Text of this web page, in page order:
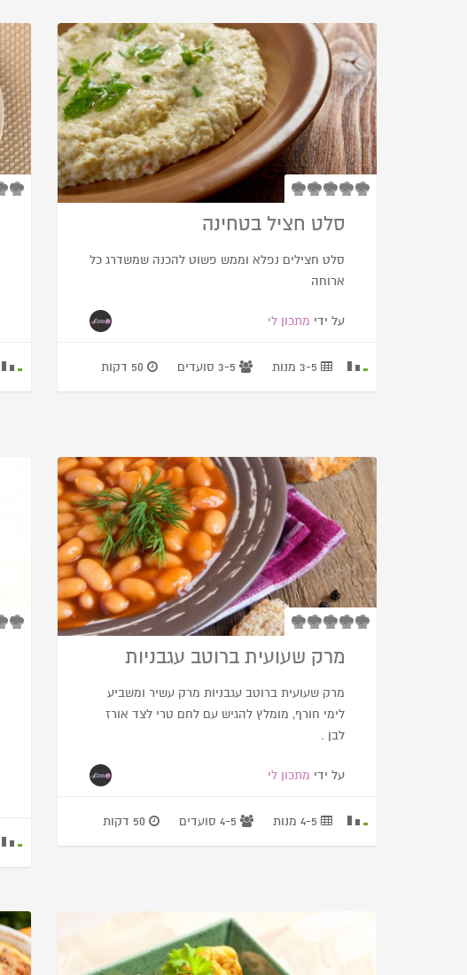
סלט חציל בטחינה
סלט חצילים נפלא וממש פשוט להכנה שמשדרג כל
ארוחה
על ידי מתכון לי
מרק שעועית ברוטב עגבניות
מרק שעועית ברוטב עגבניות מרק עשיר ומשביע
לימי חורף, מומלץ להגיש עם לחם טרי לצד אורז
לבן .
על ידי מתכון לי